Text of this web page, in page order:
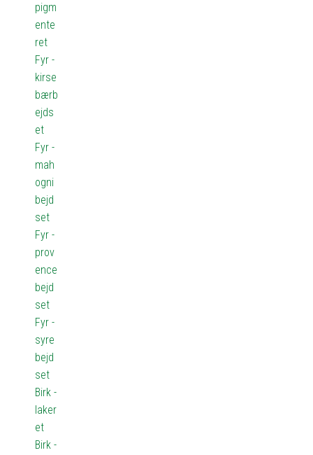
pigm
ente
ret
Fyr -
kirse
bærb
ejds
et
Fyr -
mah
ogni
bejd
set
Fyr -
prov
ence
bejd
set
Fyr -
syre
bejd
set
Birk -
laker
et
Birk -